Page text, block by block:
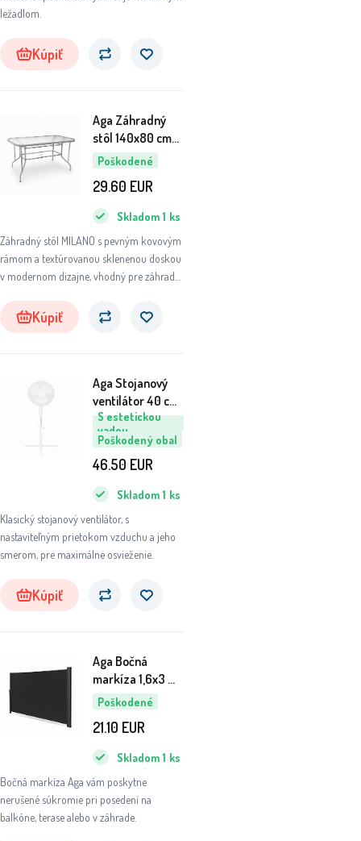
ležadlom.
Kúpiť
Poškodené
Aga Záhradný
stôl 140x80 cm
6DAZ440 - II.
AKOSŤ
Záhradný stôl MILANO s pevným kovovým
rámom a textúrovanou sklenenou doskou
v modernom dizajne, vhodný pre záhrady,
Skladom 1 ks
29.60 EUR
Kúpiť
S estetickou
vadou
Poškodený obal
Aga Stojanový
ventilátor 40 cm
Biely 6DAZ437 -
II. AKOSŤ
Klasický stojanový ventilátor, s
nastaviteľným prietokom vzduchu a jeho
smerom, pre maximálne osvieženie.
Skladom 1 ks
46.50 EUR
Kúpiť
Poškodené
Aga Bočná
markíza 1,6x3 m
Čierna 6DAZ434
- II. AKOSŤ
Bočná markíza Aga vám poskytne
nerušené súkromie pri posedení na
balkóne, terase alebo v záhrade.
Skladom 1 ks
21.10 EUR